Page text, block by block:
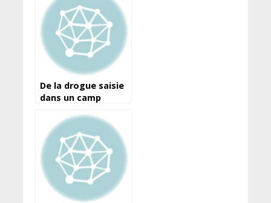
De la drogue saisie
dans un camp